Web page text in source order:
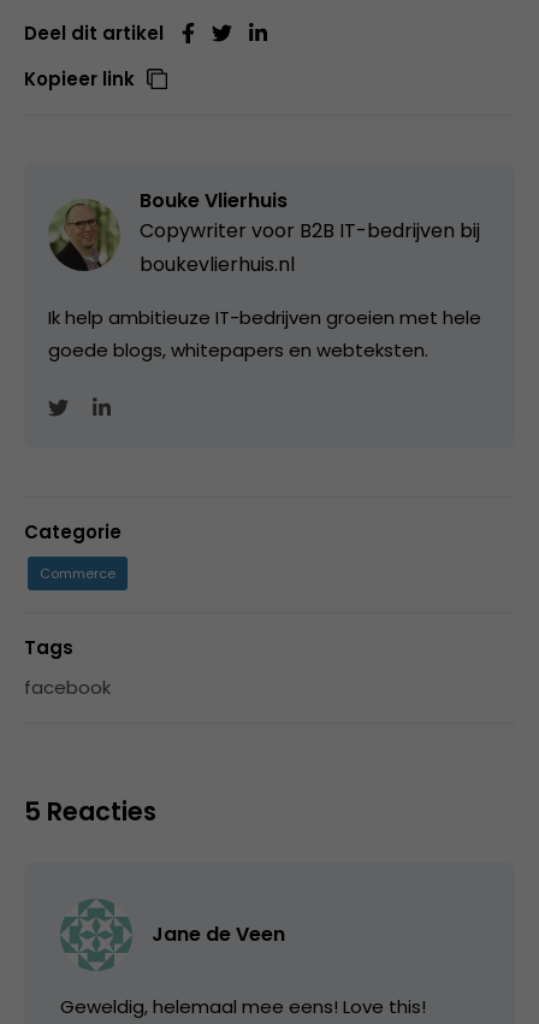
Deel dit artikel
Kopieer link
Bouke Vlierhuis
Copywriter voor B2B IT-bedrijven bij
boukevlierhuis.nl
Ik help ambitieuze IT-bedrijven groeien met hele
goede blogs, whitepapers en webteksten.
Categorie
Commerce
Tags
facebook
5 Reacties
Jane de Veen
Geweldig, helemaal mee eens! Love this!